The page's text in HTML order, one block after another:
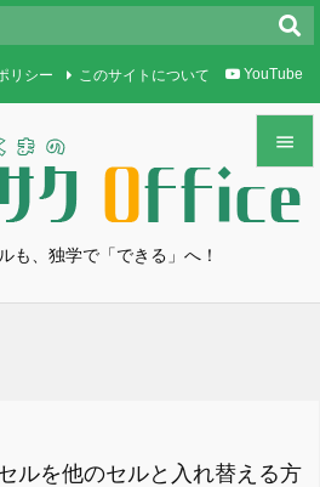
も、独学で「できる」へ！


メニュ
検索
リシー このサイトについて YouTube
ルを他のセルと入れ替える方